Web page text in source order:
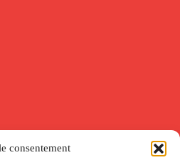
consentement